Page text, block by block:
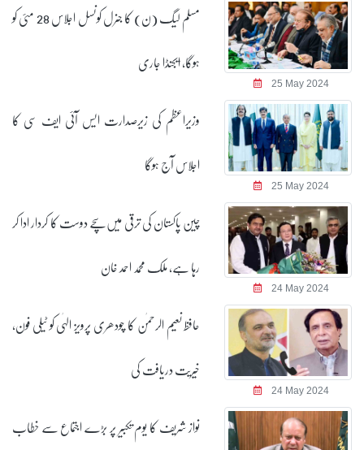
25 May 2024
مسلم لیگ (ن) کا جنرل کونسل اجلاس 28 مئی کو
ہوگا، ایجنڈا جاری
25 May 2024
وزیراعظم کی زیرصدارت ایس آئی ایف سی کا
اجلاس آج ہوگا
24 May 2024
چین پاکستان کی ترقی میں سچے دوست کا کردار ادا کر
رہا ہے، ملک محمد احمد خان
24 May 2024
حافظ نعیم الرحمٰن کا چودھری پرویز الہٰی کو ٹیلی فون،
خیریت دریافت کی
نواز شریف کا یوم تکبیر پر بڑے اجتماع سے خطاب